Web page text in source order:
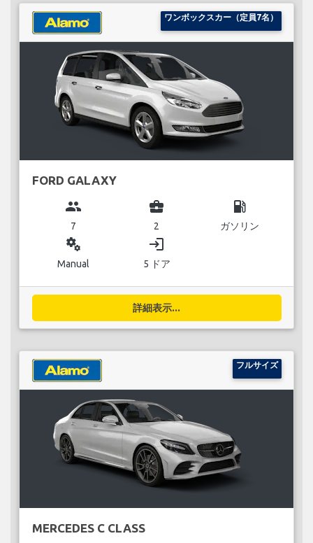
ワンボックスカー（定員7名）
FORD GALAXY
group
7
business_center
2
local_gas_station
ガソリン
miscellaneous_services
Manual
login
5 ドア
詳細表示...
フルサイズ
MERCEDES C CLASS